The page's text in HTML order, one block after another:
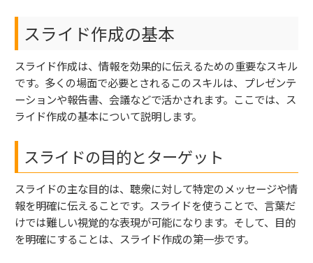
スライド作成の基本
スライド作成は、情報を効果的に伝えるための重要なスキル
です。多くの場面で必要とされるこのスキルは、プレゼンテ
ーションや報告書、会議などで活かされます。ここでは、ス
ライド作成の基本について説明します。
スライドの目的とターゲット
スライドの主な目的は、聴衆に対して特定のメッセージや情
報を明確に伝えることです。スライドを使うことで、言葉だ
けでは難しい視覚的な表現が可能になります。そして、目的
を明確にすることは、スライド作成の第一歩です。